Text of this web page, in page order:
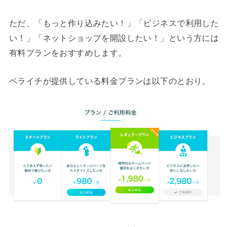
ただ、「もっと作り込みたい！」「ビジネスで利用した
い！」「ネットショップを開設したい！」という方には
有料プランをおすすめします。
ペライチが提供している料金プランは以下のとおり。